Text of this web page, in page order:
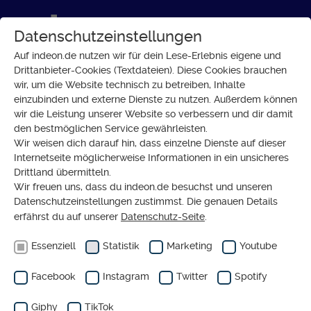
GESELLSCHAFT
Warum Mütter eine gute
Kinderbetreuung brauchen
Datenschutzeinstellungen
Auf indeon.de nutzen wir für dein Lese-Erlebnis eigene und
Drittanbieter-Cookies (Textdateien). Diese Cookies brauchen
wir, um die Website technisch zu betreiben, Inhalte
einzubinden und externe Dienste zu nutzen. Außerdem können
wir die Leistung unserer Website so verbessern und dir damit
den bestmöglichen Service gewährleisten.
Wir weisen dich darauf hin, dass einzelne Dienste auf dieser
Internetseite möglicherweise Informationen in ein unsicheres
Drittland übermitteln.
Wir freuen uns, dass du indeon.de besuchst und unseren
Datenschutzeinstellungen zustimmst. Die genauen Details
erfährst du auf unserer Datenschutz-Seite
Essenziell Statistik Marketing Youtube
Facebook Instagram Twitter Spotify
Giphy TikTok